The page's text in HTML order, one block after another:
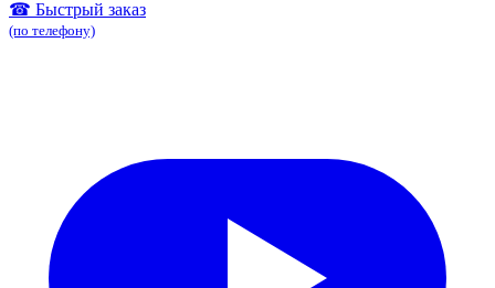
☎ Быстрый заказ
(по телефону)